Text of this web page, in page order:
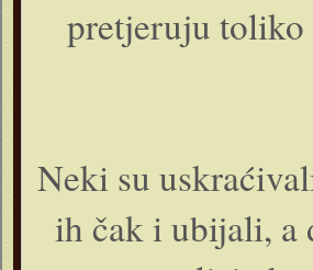
pretjeruju toliko
Neki su
ih čak i ubijali, a